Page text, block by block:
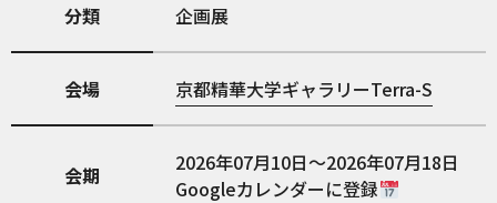
分類 企画展
会場 京都精華大学ギャラリーTerra-S
会期
2026年07月10日～2026年07月18日
Googleカレンダーに登録